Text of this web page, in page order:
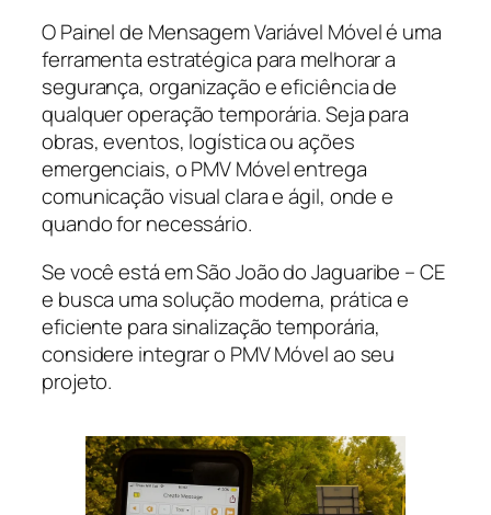
O Painel de Mensagem Variável Móvel é uma
ferramenta estratégica para melhorar a
segurança, organização e eficiência de
qualquer operação temporária. Seja para
obras, eventos, logística ou ações
emergenciais, o PMV Móvel entrega
comunicação visual clara e ágil, onde e
quando for necessário.
Se você está em São João do Jaguaribe – CE
e busca uma solução moderna, prática e
eficiente para sinalização temporária,
considere integrar o PMV Móvel ao seu
projeto.